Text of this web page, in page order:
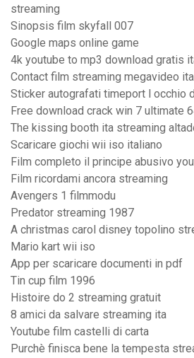
streaming
Sinopsis film skyfall 007
Google maps online game
4k youtube to mp3 download gratis
Contact film streaming megavideo ita
Sticker autografati timeport l occhio
Free download crack win 7 ultimate
The kissing booth ita streaming
Scaricare giochi wii iso italiano
Film completo il principe abusivo
Film ricordami ancora streaming
Avengers 1 filmmodu
Predator streaming 1987
A christmas carol disney topolino
Mario kart wii iso
App per scaricare documenti in pdf
Tin cup film 1996
Histoire do 2 streaming gratuit
8 amici da salvare streaming ita
Youtube film castelli di carta
Purchè finisca bene la tempesta